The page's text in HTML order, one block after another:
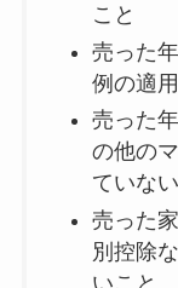
こと
売った
例の適
売った
の他の
ていな
売った
別控除
いこと